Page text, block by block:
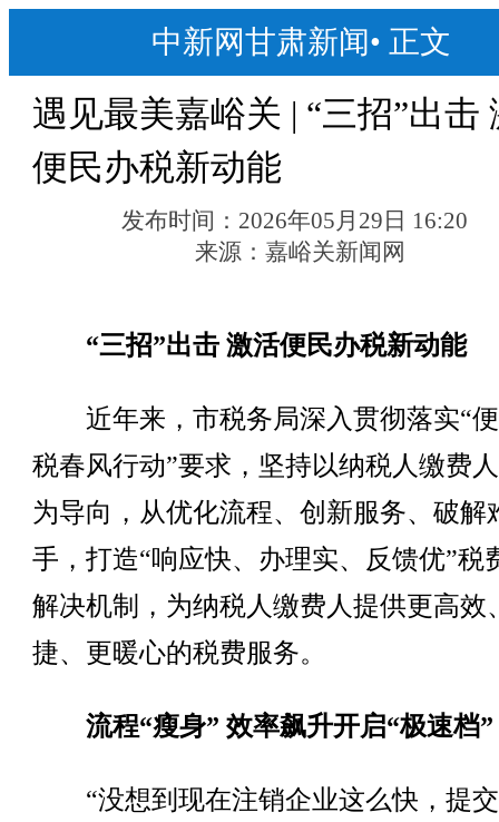
中新网甘肃新闻• 正文
遇见最美嘉峪关 | “三招”出击
便民办税新动能
发布时间： 2026年05月29日 16:20
来源：嘉峪关新闻网
“三招”出击 激活便民办税新动能
近年来，市税务局深入贯彻落实“
税春风行动”要求，坚持以纳税人缴费
为导向，从优化流程、创新服务、破解
手，打造“响应快、办理实、反馈优”税
解决机制，为纳税人缴费人提供更高效
捷、更暖心的税费服务。
流程“瘦身” 效率飙升开启“极速档”
“没想到现在注销企业这么快，提